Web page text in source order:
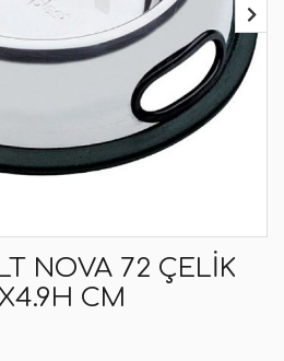
NOVA 72 ÇELIK
CM